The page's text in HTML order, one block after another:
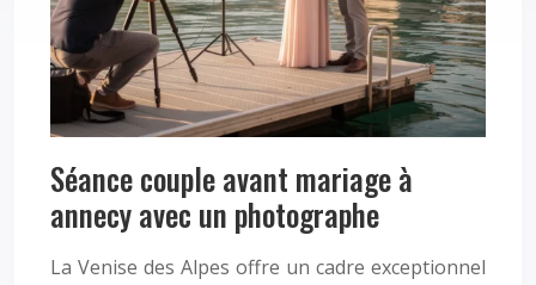
Séance couple avant mariage à
annecy avec un photographe
La Venise des Alpes offre un cadre exceptionnel